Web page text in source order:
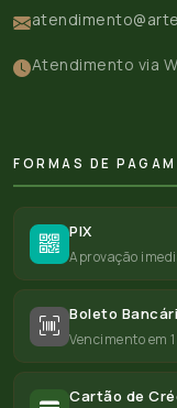
Atendimento via
FORMAS DE
PIX
Aprovação
Boleto
Vencimento em
Cartão de